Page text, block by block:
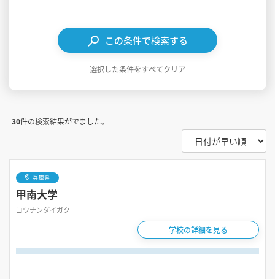
この条件で検索する
選択した条件をすべてクリア
30件の検索結果がでました。
兵庫県
甲南大学
コウナンダイガク
学校の詳細を見る